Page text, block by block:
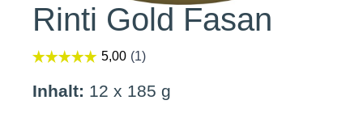
Rinti Gold Fasan
Inhalt: 12 x 185 g